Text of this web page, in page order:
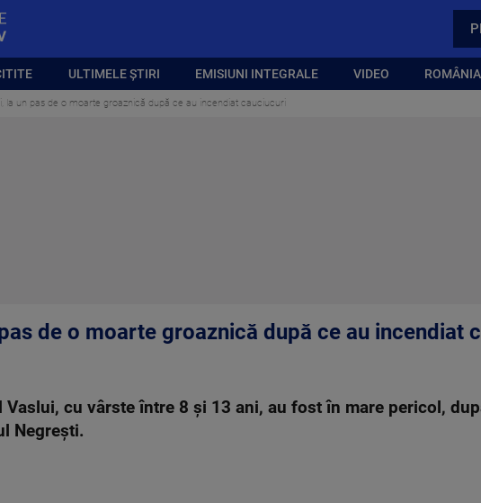
ULTIMELE ȘTIRI EMISIUNI INTEGRALE VIDEO
la un pas de o moarte groaznică după ce au incendiat cauciucuri
de o moarte groaznică după ce au incendiat
cu vârste între 8 şi 13 ani, au fost în mare pericol,
Negrești.